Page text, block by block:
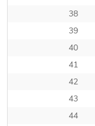
38
39
40
41
42
43
44